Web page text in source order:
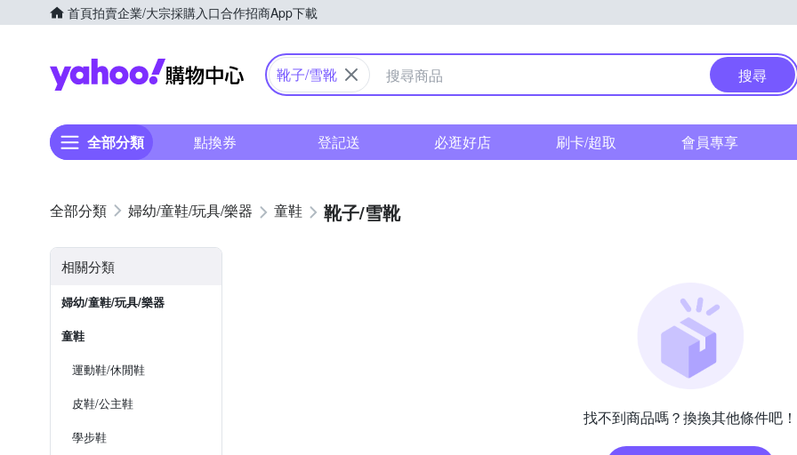
首頁拍賣企業/大宗採購入口合作招商App下載
Yahoo購物中心
靴子/雪靴 搜尋
全部分類 點換券 登記送 必逛好店 刷卡/超取 會員專享
婦幼/童鞋/玩具/樂器 童鞋 靴子/雪靴
相關分類
婦幼/童鞋/玩具/樂器
童鞋
運動鞋/休閒鞋
皮鞋/公主鞋
學步鞋
找不到商品嗎？換換其他條件吧！